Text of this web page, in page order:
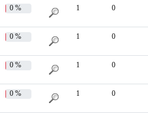
0 % 1 0
0 % 1 0
0 % 1 0
0 % 1 0